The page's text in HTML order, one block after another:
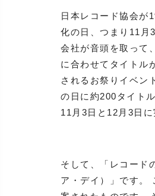
日本レコード協会が
化の日、つまり11月
会社が音頭を取って
に合わせてタイトル
されるお祭りイベン
の日に約200タイト
11月3日と12月3日に
そして、「レコード
ア・デイ）」です。